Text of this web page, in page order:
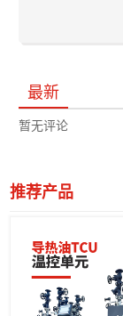
最新
暂无评论
推荐产品